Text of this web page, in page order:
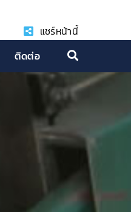
แชร์หน้านี้
ติดต่อ